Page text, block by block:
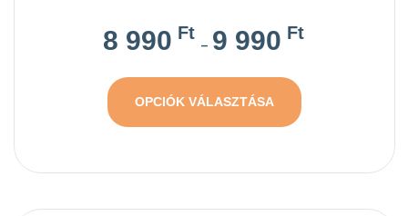
8 990Ft
– 9 990Ft
OPCIÓK VÁLASZTÁSA